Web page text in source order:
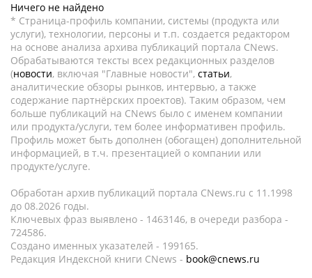
Ничего не найдено
* Страница-профиль компании, системы (продукта или
услуги), технологии, персоны и т.п. создается редактором
на основе анализа архива публикаций портала CNews.
Обрабатываются тексты всех редакционных разделов
(новости, включая "Главные новости", статьи,
аналитические обзоры рынков, интервью, а также
содержание партнёрских проектов). Таким образом, чем
больше публикаций на CNews было с именем компании
или продукта/услуги, тем более информативен профиль.
Профиль может быть дополнен (обогащен) дополнительной
информацией, в т.ч. презентацией о компании или
продукте/услуге.
Обработан архив публикаций портала CNews.ru c 11.1998
до 08.2026 годы.
Ключевых фраз выявлено - 1463146, в очереди разбора -
724586.
Создано именных указателей - 199165.
Редакция Индексной книги CNews - book@cnews.ru